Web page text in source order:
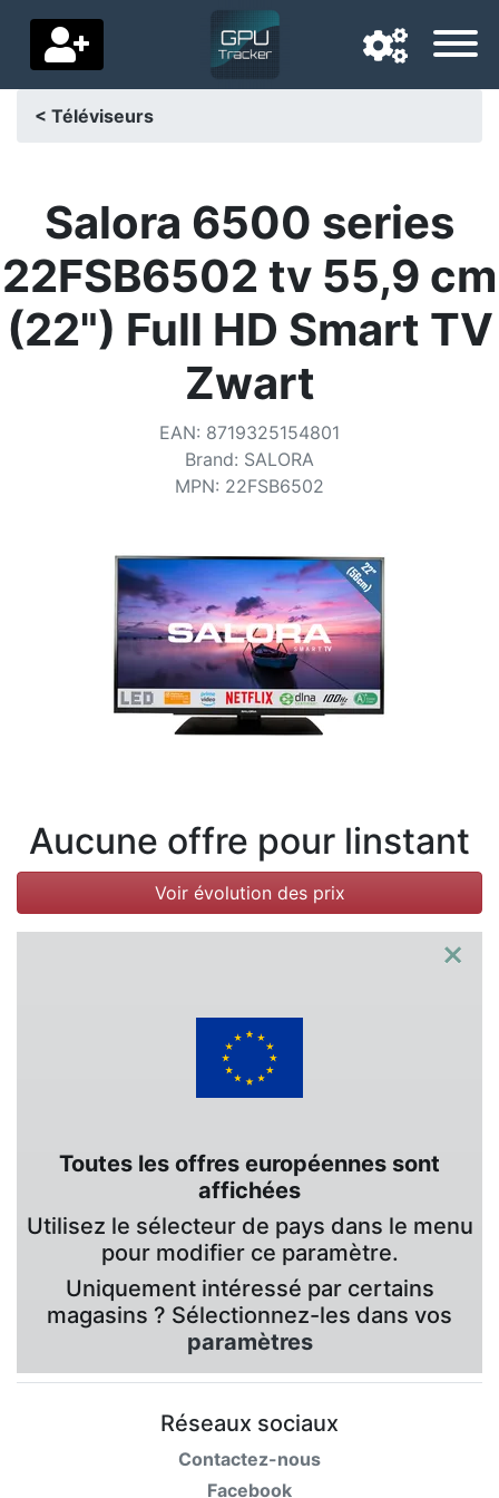
Pays de livraison
Accueil
Baisses de prix
Paramètres
Catégories
< Téléviseurs
Salora 6500 series
22FSB6502 tv 55,9 cm
(22") Full HD Smart TV
Zwart
EAN: 8719325154801
Brand: SALORA
MPN: 22FSB6502
Aucune offre pour linstant
Voir évolution des prix
×
Toutes les offres européennes sont
affichées
Utilisez le sélecteur de pays dans le menu
pour modifier ce paramètre.
Uniquement intéressé par certains
magasins ? Sélectionnez-les dans vos
paramètres
Réseaux sociaux
Contactez-nous
Facebook